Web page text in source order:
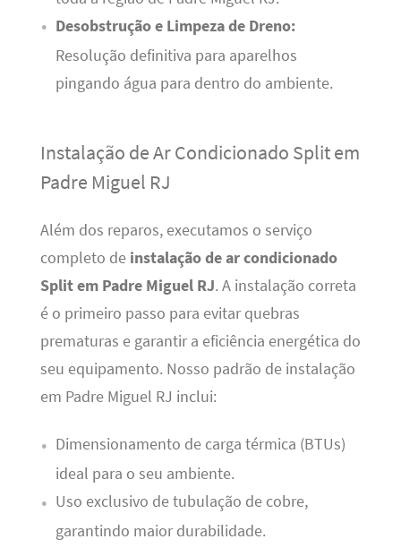
Desobstrução e Limpeza de Dreno:
Resolução definitiva para aparelhos
pingando água para dentro do ambiente.
Instalação de Ar Condicionado Split em
Padre Miguel RJ
Além dos reparos, executamos o serviço
completo de instalação de ar condicionado
Split em Padre Miguel RJ. A instalação correta
é o primeiro passo para evitar quebras
prematuras e garantir a eficiência energética do
seu equipamento. Nosso padrão de instalação
em Padre Miguel RJ inclui:
Dimensionamento de carga térmica (BTUs)
ideal para o seu ambiente.
Uso exclusivo de tubulação de cobre,
garantindo maior durabilidade.